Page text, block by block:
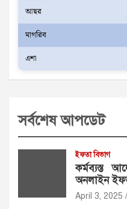
আছর
মাগরিব
এশা
সর্বশেষ আপডেট
ইফতা বিভাগ
কর্মব্যস্ত
অনলাইন
April 3, 2025